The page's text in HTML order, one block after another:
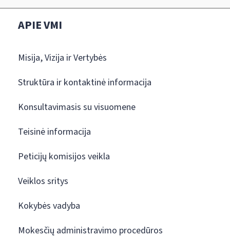
APIE VMI
Misija, Vizija ir Vertybės
Struktūra ir kontaktinė informacija
Konsultavimasis su visuomene
Teisinė informacija
Peticijų komisijos veikla
Veiklos sritys
Kokybės vadyba
Mokesčių administravimo procedūros